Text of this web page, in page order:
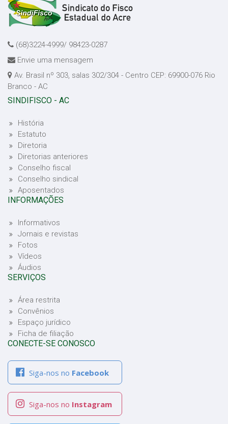
(68)3224-4999/ 98423-0287
Envie uma mensagem
Av. Brasil nº 303, salas 302/304 - Centro CEP: 69900-076 Rio
Branco - AC
SINDIFISCO - AC
História
Estatuto
Diretoria
Diretorias anteriores
Conselho fiscal
Conselho sindical
Aposentados
INFORMAÇÕES
Informativos
Jornais e revistas
Fotos
Vídeos
Áudios
SERVIÇOS
Área restrita
Convênios
Espaço jurídico
Ficha de filiação
CONECTE-SE CONOSCO
Siga-nos no Facebook
Siga-nos no Instagram